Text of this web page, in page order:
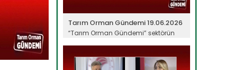
Tarım Orman Gündemi 19.06.2026
“Tarım Orman Gündemi” sektörün